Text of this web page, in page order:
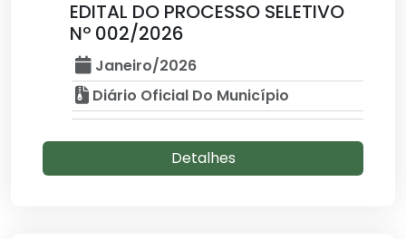
EDITAL DO PROCESSO SELETIVO
Nº 002/2026
Janeiro/2026
Diário Oficial Do Município
Detalhes